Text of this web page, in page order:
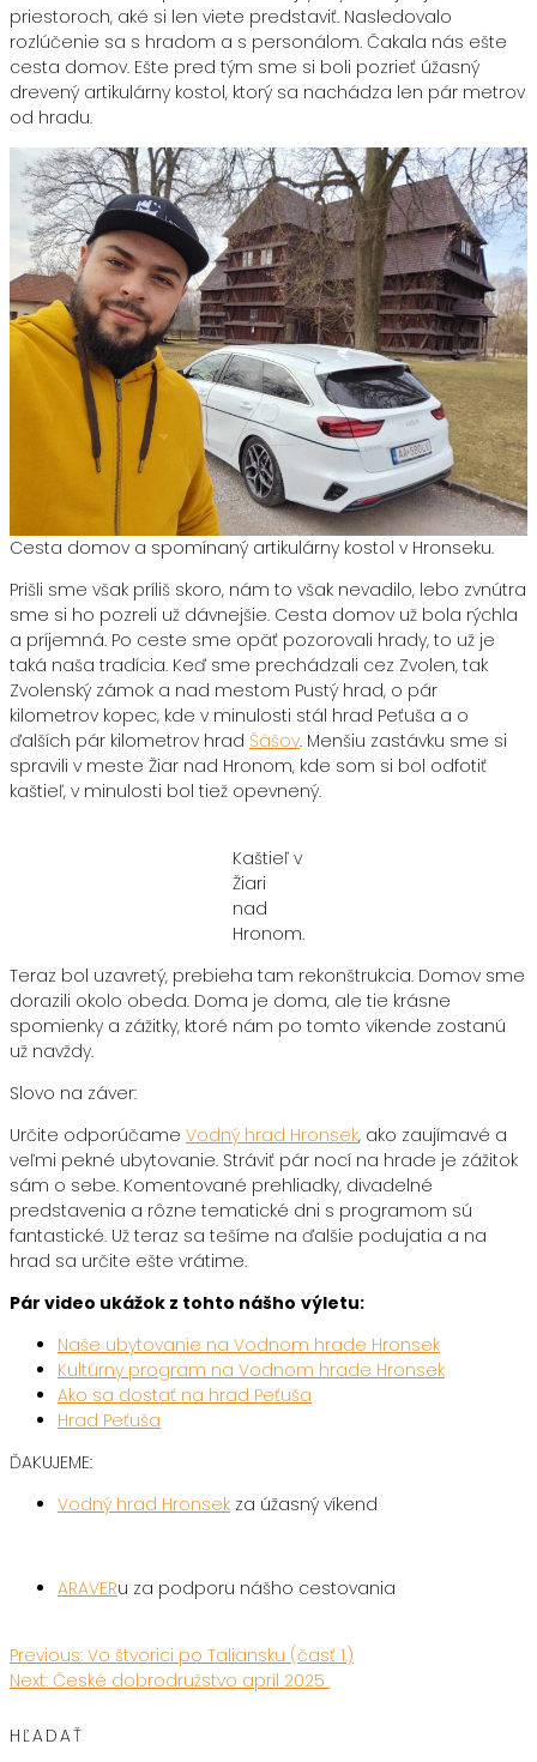
priestoroch, aké si len viete predstaviť. Nasledovalo
rozlúčenie sa s hradom a s personálom. Čakala nás ešte
cesta domov. Ešte pred tým sme si boli pozrieť úžasný
drevený artikulárny kostol, ktorý sa nachádza len pár metrov
od hradu.
Cesta domov a spomínaný artikulárny kostol v Hronseku.
Prišli sme však príliš skoro, nám to však nevadilo, lebo zvnútra
sme si ho pozreli už dávnejšie. Cesta domov už bola rýchla
a príjemná. Po ceste sme opäť pozorovali hrady, to už je
taká naša tradícia. Keď sme prechádzali cez Zvolen, tak
Zvolenský zámok a nad mestom Pustý hrad, o pár
kilometrov kopec, kde v minulosti stál hrad Peťuša a o
ďalších pár kilometrov hrad Šášov. Menšiu zastávku sme si
spravili v meste Žiar nad Hronom, kde som si bol odfotiť
kaštieľ, v minulosti bol tiež opevnený.
Kaštieľ v
Žiari
nad
Hronom.
Teraz bol uzavretý, prebieha tam rekonštrukcia. Domov sme
dorazili okolo obeda. Doma je doma, ale tie krásne
spomienky a zážitky, ktoré nám po tomto víkende zostanú
už navždy.
Slovo na záver:
Určite odporúčame Vodný hrad Hronsek, ako zaujímavé a
veľmi pekné ubytovanie. Stráviť pár nocí na hrade je zážitok
sám o sebe. Komentované prehliadky, divadelné
predstavenia a rôzne tematické dni s programom sú
fantastické. Už teraz sa tešíme na ďalšie podujatia a na
hrad sa určite ešte vrátime.
Pár video ukážok z tohto nášho výletu:
Naše ubytovanie na Vodnom hrade Hronsek
Kultúrny program na Vodnom hrade Hronsek
Ako sa dostať na hrad Peťuša
Hrad Peťuša
ĎAKUJEME:
Vodný hrad Hronsek za úžasný víkend
ARAVERu za podporu nášho cestovania
Navigácia
v
Previous: Previous
post:
Vo štvorici po Taliansku (časť 1.)
Next: Next
České dobrodružstvo apríl 2025
HĽADAŤ